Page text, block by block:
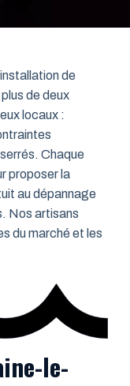
de
de deux
locaux :
Chaque
proposer la
au dépannage
Nos artisans
du marché et les
le-